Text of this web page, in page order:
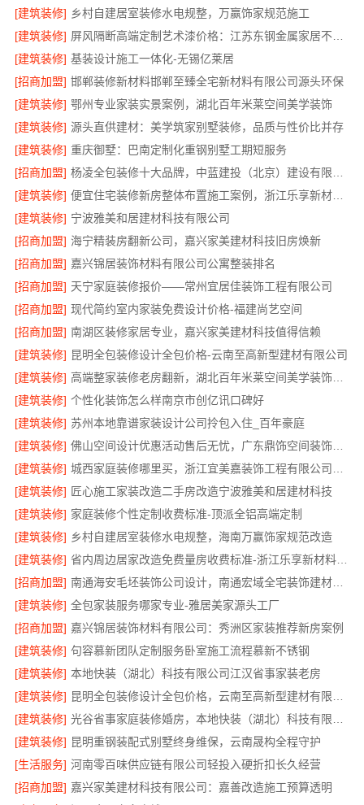
[建筑装修] 乡村自建居室装修水电规整，万赢饰家规范施工
[建筑装修]
屏风隔断高端定制艺术漆价格：江苏东钢金属家居不锈钢
[建筑装修] 基装设计施工一体化-无锡亿莱居
[招商加盟] 邯郸装修新材料邯郸至臻全宅新材料有限公司源头环保
[建筑装修] 鄂州专业家装实景案例，湖北百年米莱空间美学装饰
[建筑装修] 源头直供建材：美学筑家别墅装修，品质与性价比并存
[建筑装修] 重庆御墅：巴南定制化重钢别墅工期短服务
[招商加盟]
[建筑装修]
便宜住宅装修新房整体布置施工案例，浙江乐享新材料有限公司
[建筑装修] 宁波雅美和居建材科技有限公司
[招商加盟] 海宁精装房翻新公司，嘉兴家美建材科技旧房焕新
[招商加盟] 嘉兴锦居装饰材料有限公司公寓整装排名
[招商加盟] 天宁家庭装修报价——常州宜居佳装饰工程有限公司
[招商加盟] 现代简约室内家装免费设计价格-福建尚艺空间
[招商加盟] 南湖区装修家居专业，嘉兴家美建材科技值得信赖
[建筑装修] 昆明全包装修设计全包价格-云南至高新型建材有限公司
[建筑装修]
高端整家装修老房翻新，湖北百年米莱空间美学装饰材料有限公司
[建筑装修] 个性化装饰怎么样南京市创亿讯口碑好
[建筑装修] 苏州本地靠谱家装设计公司拎包入住_百年豪庭
[建筑装修]
佛山空间设计优惠活动售后无忧，广东鼎饰空间装饰工程有限公司
[建筑装修]
[建筑装修] 匠心施工家装改造二手房改造宁波雅美和居建材科技
[建筑装修] 家庭装修个性定制收费标准-顶派全铝高端定制
[建筑装修] 乡村自建居室装修水电规整，海南万赢饰家规范改造
[建筑装修]
省内周边居家改造免费量房收费标准-浙江乐享新材料有限公司
[招商加盟]
南通海安毛坯装饰公司设计，南通宏域全宅装饰建材有限公司
[建筑装修] 全包家装服务哪家专业-雅居美家源头工厂
[招商加盟] 嘉兴锦居装饰材料有限公司：秀洲区家装推荐新房案例
[建筑装修] 句容慕新团队定制服务卧室施工流程慕新不锈钢
[建筑装修] 本地快装（湖北）科技有限公司江汉省事家装老房
[建筑装修]
[建筑装修]
[建筑装修] 昆明重钢装配式别墅终身维保，云南晟构全程守护
[生活服务] 河南零百味供应链有限公司轻投入硬折扣长久经营
[招商加盟] 嘉兴家美建材科技有限公司：嘉善改造施工预算透明